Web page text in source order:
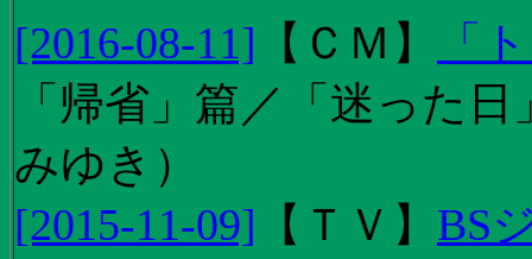
[2016-08-11] 【 ＣＭ 】
「
「帰省」篇／「迷った
みゆき）
[2015-11-09] 【 ＴＶ 】 BS